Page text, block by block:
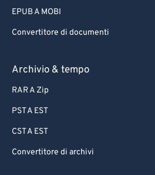
EPUB A MOBI
Convertitore di documenti
Archivio & tempo
RAR A Zip
PST A EST
CST A EST
Convertitore di archivi